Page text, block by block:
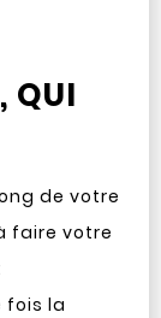
QUI
de votre
faire votre
fois la